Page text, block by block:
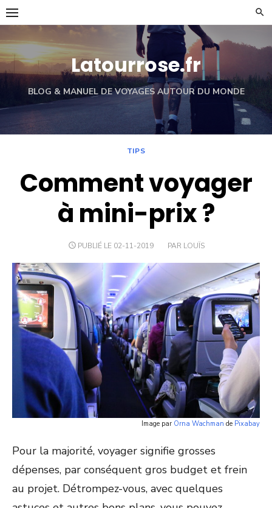
Skip
to
content
Latourrose.fr
BLOG & MANUEL DE VOYAGES AUTOUR DU MONDE
TIPS
Comment voyager
à mini-prix ?
PUBLIÉ LE 02-11-2019 PAR LOUÏS
Image par Orna Wachman de Pixabay
Pour la majorité, voyager signifie grosses
dépenses, par conséquent gros budget et frein
au projet. Détrompez-vous, avec quelques